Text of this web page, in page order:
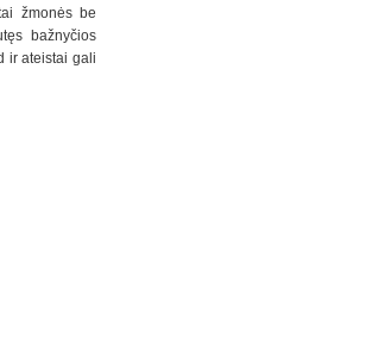
žmonės be
bažnyčios
ir ateistai gali